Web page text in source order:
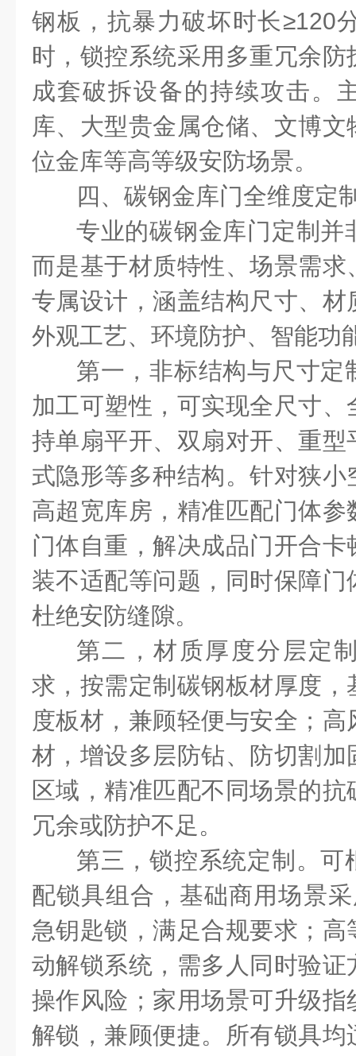
钢板，抗暴力破坏时长≥120
时，锁控系统采用多重冗余
成套破拆设备的持续攻击。
库、大型贵金属仓储、文博
位金库等高等级安防场景。
四、碳钢金库门全维度定
专业的碳钢金库门定制并
而是基于材质特性、场景需
专属设计，涵盖结构尺寸、
外观工艺、环境防护、智能功
第一，非标结构与尺寸定
加工可塑性，可实现全尺寸
持单扇平开、双扇对开、重
式隐形等多种结构。针对狭
高超宽库房，精准匹配门体
门体自重，解决成品门开合
装不适配等问题，同时保障
杜绝安防缝隙。
第二，材质厚度分层定
求，按需定制碳钢板材厚度
度板材，兼顾轻便与安全；
材，增设多层防钻、防切割
区域，精准匹配不同场景的
冗余或防护不足。
第三，锁控系统定制。可
配锁具组合，基础商用场景
急钥匙锁，满足合规要求；
动解锁系统，需多人同时验
操作风险；家用场景可升级
解锁，兼顾便捷。所有锁具